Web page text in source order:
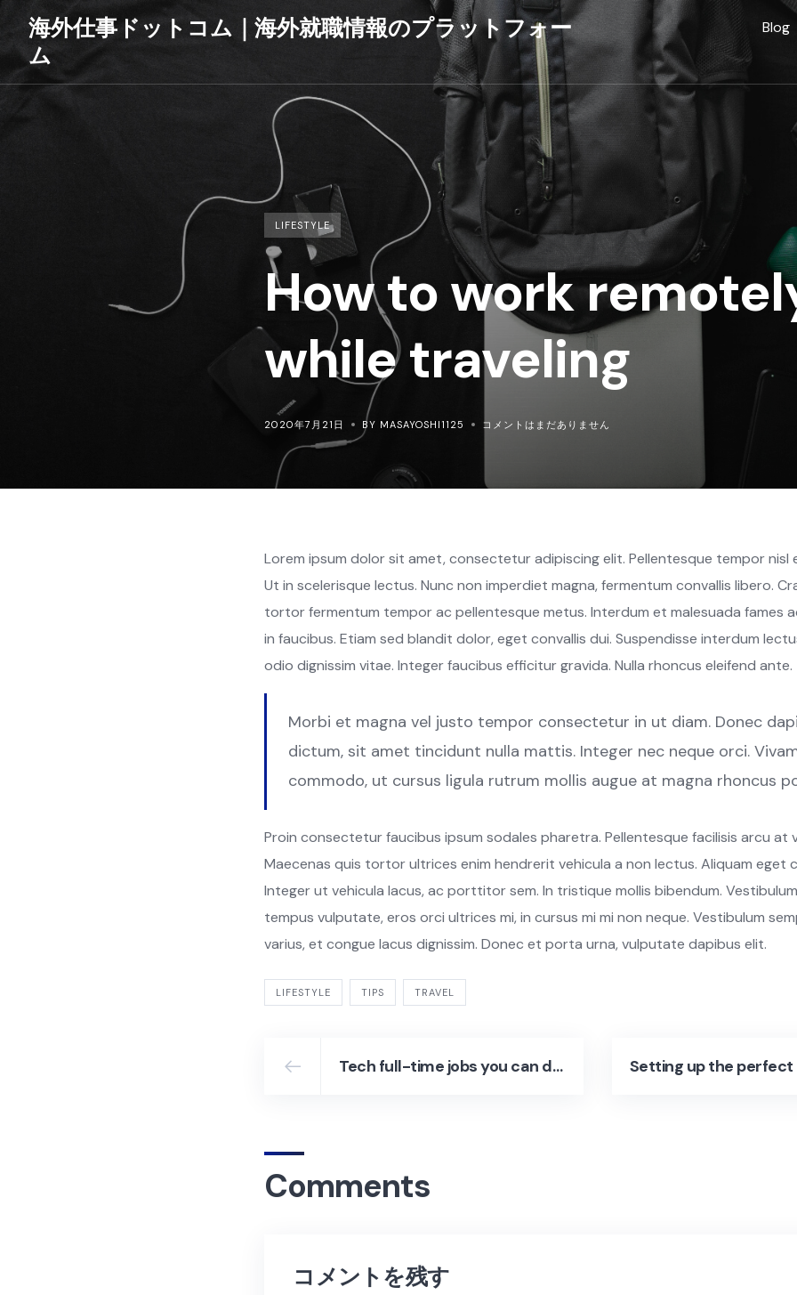
content
海外仕事ドットコム｜海外就職情報のプラットフォー
ム
Blog
LIFESTYLE
How to work
while traveling
2020年7月21日 BY MASAYOSHI1125 コメントはまだありません
Lorem ipsum dolor sit amet, consectetur adipiscing elit. Pellentesque tempor nisl
Ut in scelerisque lectus. Nunc non imperdiet magna, fermentum convallis libero.
tortor fermentum tempor ac pellentesque metus. Interdum et malesuada fames
in faucibus. Etiam sed blandit dolor, eget convallis dui. Suspendisse interdum
odio dignissim vitae. Integer faucibus efficitur gravida. Nulla rhoncus eleifend ante.
Morbi et magna vel justo tempor consectetur in ut diam. Donec
dictum, sit amet tincidunt nulla mattis. Integer nec neque orci.
commodo, ut cursus ligula rutrum mollis augue at magna rhoncus
Proin consectetur faucibus ipsum sodales pharetra. Pellentesque facilisis arcu at
Maecenas quis tortor ultrices enim hendrerit vehicula a non lectus. Aliquam eget
Integer ut vehicula lacus, ac porttitor sem. In tristique mollis bibendum.
tempus vulputate, eros orci ultrices mi, in cursus mi mi non neque. Vestibulum
varius, et congue lacus dignissim. Donec et porta urna, vulputate dapibus elit.
LIFESTYLE TIPS TRAVEL
Tech full-time jobs you can do remotely
Comments
コメントを残す